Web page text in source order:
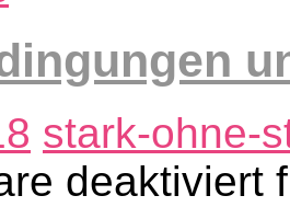
stark-ohne-
deaktiviert